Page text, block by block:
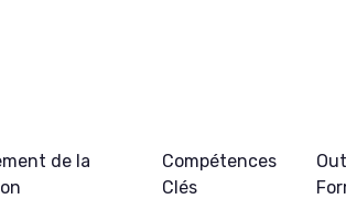
de la
Compétences
Clés